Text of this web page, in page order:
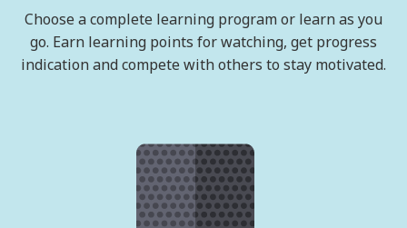
Choose a complete learning program or learn as you
go. Earn learning points for watching, get progress
indication and compete with others to stay motivated.